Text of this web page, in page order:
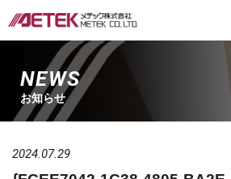
NEWS
お知らせ
2024.07.29